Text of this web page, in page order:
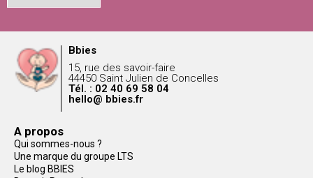
Bbies
15, rue des savoir-faire
44450 Saint Julien de Concelles
Tél. : 02 40 69 58 04
hello@ bbies.fr
A propos
Qui sommes-nous ?
Une marque du groupe LTS
Le blog BBIES